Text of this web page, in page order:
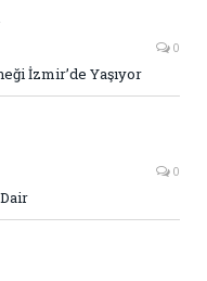
0
İzmir’de Yaşıyor
0